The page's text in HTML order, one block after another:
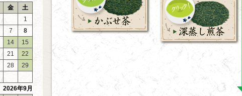
金
土
1
7
8
14
15
21
22
28
29
2026年9月